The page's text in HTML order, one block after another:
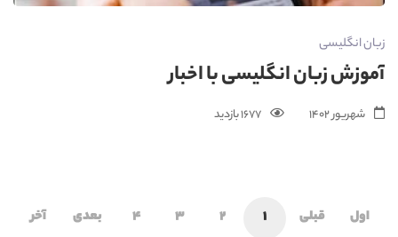
زبان انگلیسی
آموزش زبان انگلیسی با اخبار
شهریور 1402 1677 بازدید
اول قبلی 1
2
3
4 بعدی آخر